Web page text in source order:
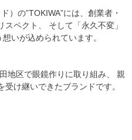
）の”TOKIWA”には、創業者・
ペクト、 そして「永久不変」
いが込められています。
地区で眼鏡作りに取り組み、 親
け継いできたブランドです。